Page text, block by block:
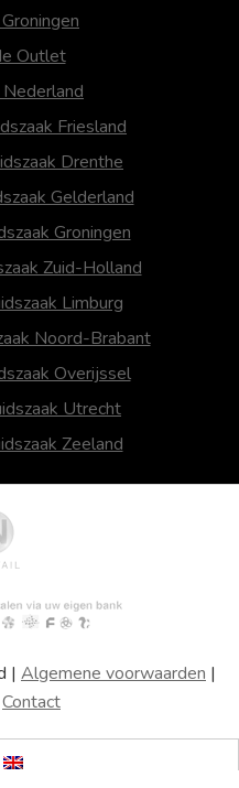
Outlet
Friesland
Drenthe
Gelderland
Groningen
Zuid-Holland
Limburg
Noord-Brabant
Overijssel
Utrecht
Zeeland
| Algemene voorwaarden |
Contact